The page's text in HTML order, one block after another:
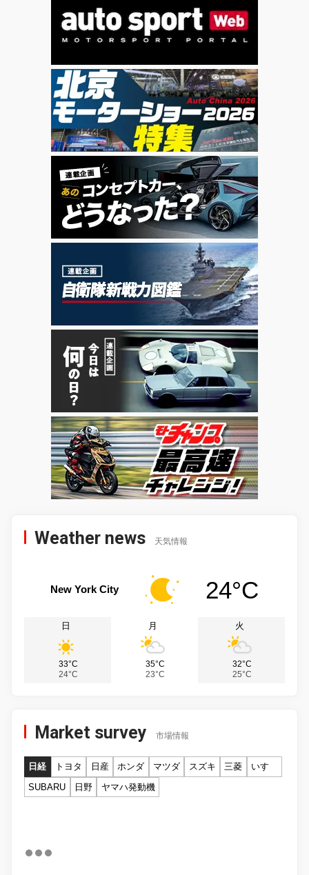
Weather news 天気情報
New York City 24°C
日
33°C
24°C
月
35°C
23°C
火
32°C
25°C
Market survey 市場情報
日経 トヨタ 日産 ホンダ マツダ スズキ 三菱
いすゞ
SUBARU
日野 ヤマハ発動機